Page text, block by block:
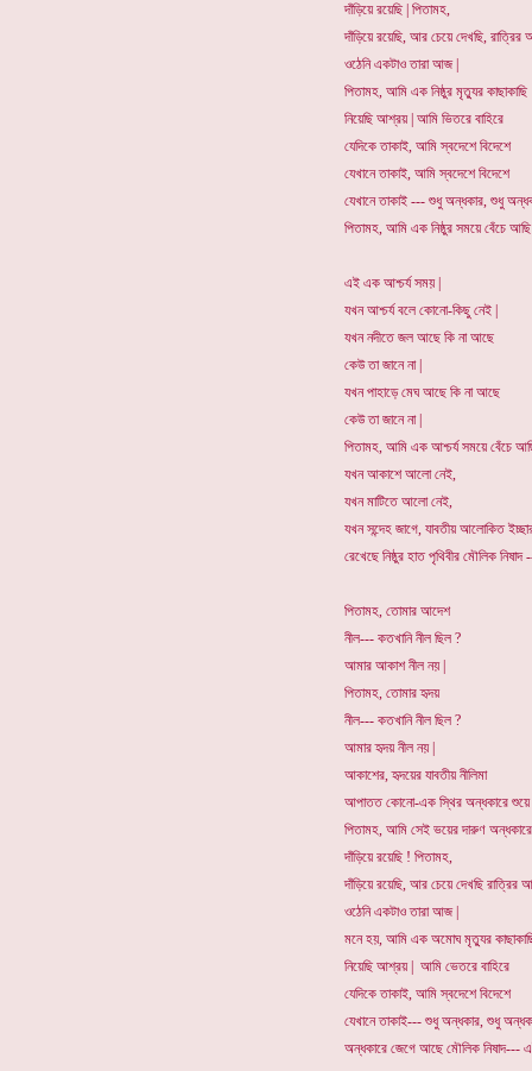
দাঁড়িয়ে রয়েছি | পিতামহ,
দাঁড়িয়ে রয়েছি, আর চেয়ে দেখছি, রাত্রির
ওঠেনি একটাও তারা আজ |
পিতামহ, আমি এক নিষ্ঠুর মৃত্যুর কাছাকাছি
নিয়েছি আশ্রয় | আমি ভিতরে বাহিরে
যেদিকে তাকাই, আমি স্বদেশে বিদেশে
যেখানে তাকাই, আমি স্বদেশে বিদেশে
যেখানে তাকাই --- শুধু অন্ধকার, শুধু
পিতামহ, আমি এক নিষ্ঠুর সময়ে বেঁচে
এই এক আশ্চর্য সময় |
যখন আশ্চর্য বলে কোনো-কিছু নেই |
যখন নদীতে জল আছে কি না আছে
কেউ তা জানে না |
যখন পাহাড়ে মেঘ আছে কি না আছে
কেউ তা জানে না |
পিতামহ, আমি এক আশ্চর্য সময়ে বেঁচে
যখন আকাশে আলো নেই,
যখন মাটিতে আলো নেই,
যখন সন্দেহ জাগে, যাবতীয় আলোকিত
রেখেছে নিষ্ঠুর হাত পৃথিবীর মৌলিক
পিতামহ, তোমার আদেশ
নীল--- কতখানি নীল ছিল ?
আমার আকাশ নীল নয় |
পিতামহ, তোমার হৃদয়
নীল--- কতখানি নীল ছিল ?
আমার হৃদয় নীল নয় |
আকাশের, হৃদয়ের যাবতীয় নীলিমা
আপাতত কোনো-এক স্থির অন্ধকারে
পিতামহ, আমি সেই ভয়ের দারুণ অন্ধকারে
দাঁড়িয়ে রয়েছি ! পিতামহ,
দাঁড়িয়ে রয়েছি, আর চেয়ে দেখছি রাত্রির
ওঠেনি একটাও তারা আজ |
মনে হয়, আমি এক অমোঘ মৃত্যুর
নিয়েছি আশ্রয় | আমি ভেতরে বাহিরে
যেদিকে তাকাই, আমি স্বদেশে বিদেশে
যেখানে তাকাই--- শুধু অন্ধকার, শুধু
অন্ধকারে জেগে আছে মৌলিক নিষাদ---